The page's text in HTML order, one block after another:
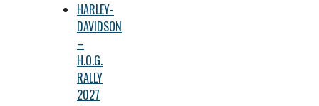
HARLEY-
DAVIDSON
–
H.O.G.
RALLY
2027